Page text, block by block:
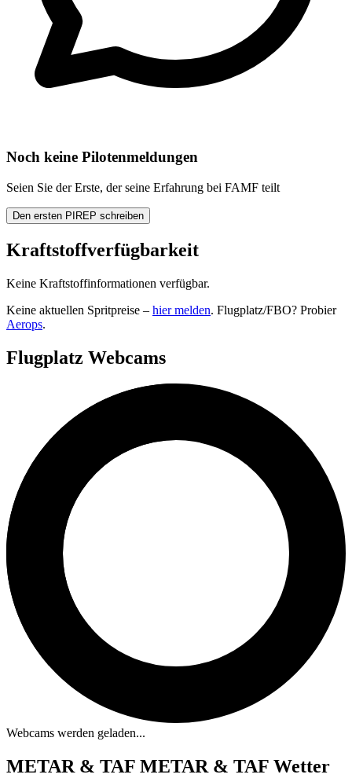
Noch keine Pilotenmeldungen
Seien Sie der Erste, der seine Erfahrung bei FAMF teilt
Den ersten PIREP schreiben
Kraftstoffverfügbarkeit
Keine Kraftstoffinformationen verfügbar.
Keine aktuellen Spritpreise – hier melden. Flugplatz/FBO? Probier
Aerops.
Flugplatz Webcams
Webcams werden geladen...
METAR & TAF METAR & TAF Wetter